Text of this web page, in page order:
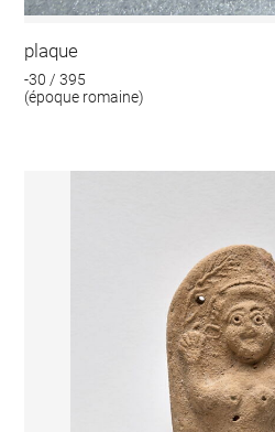
plaque
-30 / 395
(époque romaine)